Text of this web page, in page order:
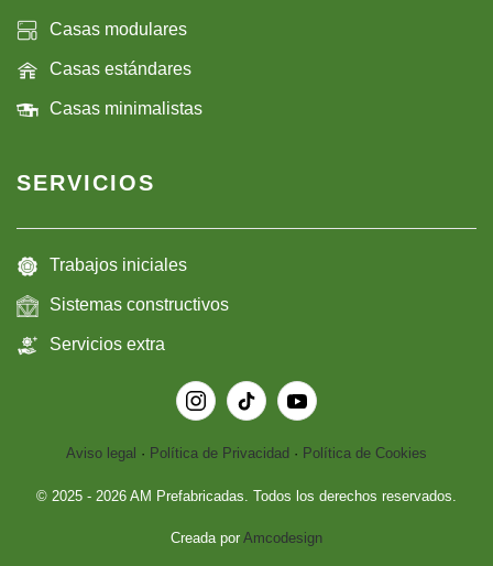
Casas modulares
Casas estándares
Casas minimalistas
SERVICIOS
Trabajos iniciales
Sistemas constructivos
Servicios extra
Aviso legal · Política de Privacidad · Política de Cookies
© 2025 - 2026 AM Prefabricadas. Todos los derechos reservados.
Creada por Amcodesign